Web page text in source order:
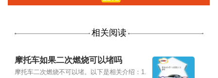
相关阅读
摩托车如果二次燃烧可以堵吗
摩托车二次燃烧不可以堵。以下是相关介绍：1.